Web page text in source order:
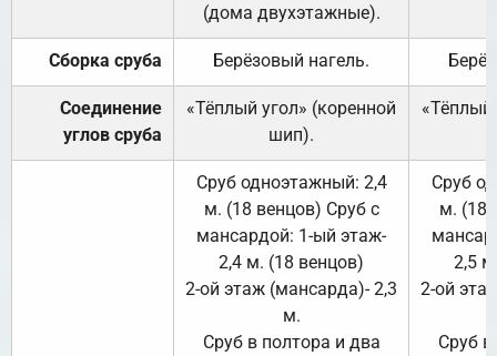
(дома двухэтажные).
Сборка сруба Берёзовый нагель.
Соединение
углов сруба
«Тёплый угол» (коренной
шип).
«Тёплый
Сруб одноэтажный: 2,4
м. (18 венцов) Сруб с
мансардой: 1-ый этаж-
2,4 м. (18 венцов)
2-ой этаж (мансарда)- 2,3
м.
Сруб в полтора и два
Сруб
м. (18
2,5
2-ой
Сруб